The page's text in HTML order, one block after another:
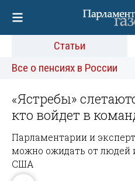
Статьи
Все о пенсиях в России
«Ястребы»
кто войдет в
Парламентарии и
можно ожидать от людей
США